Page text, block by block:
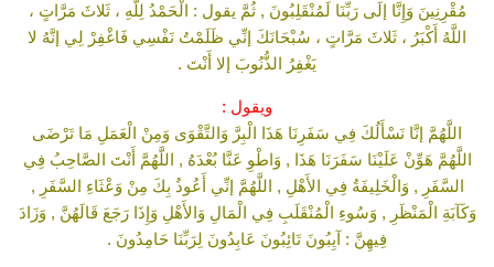
مُقْرِنِينَ وَإِنَّا إلَى رَبِّنَا لَمُنْقَلِبُونَ , ثُمَّ يقول : الْحَمْدُ لِلَّهِ ، ثَلاثَ مَرَّاتٍ ،
اللَّهُ أَكْبَرُ ، ثَلاثَ مَرَّاتٍ ، سُبْحَانَكَ إنِّي ظَلَمْتُ نَفْسِي فَاغْفِرْ لِي إنَّهُ لا
يَغْفِرُ الذُّنُوبَ إلا أَنْتَ .
ويقول :
اللَّهُمَّ إنَّا نَسْأَلُكَ فِي سَفَرِنَا هَذَا الْبِرَّ وَالتَّقْوَى وَمِنْ الْعَمَلِ مَا تَرْضَى
اللَّهُمَّ هَوِّنْ عَلَيْنَا سَفَرَنَا هَذَا , وَاطْوِ عَنَّا بُعْدَهُ , اللَّهُمَّ أَنْتَ الصَّاحِبُ فِي
السَّفَرِ , وَالْخَلِيفَةُ فِي الأَهْلِ , اللَّهُمَّ إنِّي أَعُوذُ بِكَ مِنْ وَعْثَاءِ السَّفَرِ ,
وَكَآبَةِ الْمَنْظَرِ , وَسُوءِ الْمُنْقَلَبِ فِي الْمَالِ وَالأَهْلِ وَإِذَا رَجَعَ قَالَهُنَّ , وَزَادَ
فِيهِنَّ : آيِبُونَ تَائِبُونَ عَابِدُونَ لِرَبِّنَا حَامِدُونَ .